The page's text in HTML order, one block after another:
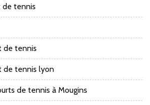
de tennis
de tennis
de tennis lyon
de tennis à Mougins